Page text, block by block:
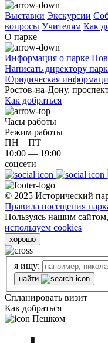
Выставки Экскурсии
вопросы Учителям Как
О парке
Информация о парке
Написать директору
Юридическая
Ростов-на-Дону,
Как добраться
Часы работы
Режим работы
ПН – ПТ
10:00 — 19:00
соцсети
© 2025 Исторический
Правила посещения
Пользуясь нашим
используем cookies
хорошо
я ищу:
найти
Спланировать визит
Как добраться
Пешком